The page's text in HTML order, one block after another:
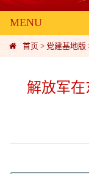
MENU
首页 > 党建基地版
解放军在